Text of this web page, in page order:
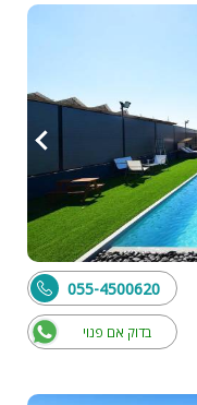
בדוק אם פנוי
055-4500620